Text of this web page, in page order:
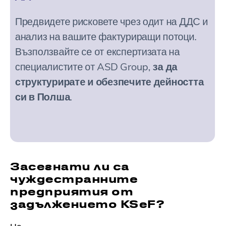
Предвидете рисковете чрез одит на ДДС и
анализ на вашите фактуриращи потоци.
Възползвайте се от експертизата на
специалистите от ASD Group,за да
структурирате и обезпечите дейността
си в Полша.
Засегнати ли са
чуждестранните
предприятия от
задължението KSeF?